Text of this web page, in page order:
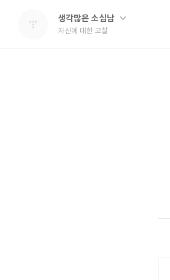
생각많은 소심남
자신에 대한 고찰